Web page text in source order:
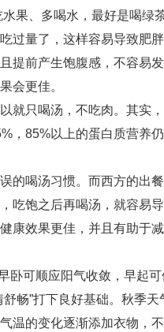
果、多喝水，最好是喝绿
过量了，这样容易导致肥
提前产生饱腹感，不容易
会更佳。
就只喝汤，不吃肉。其实
，85%以上的蛋白质营养
的喝汤习惯。而西方的出
吃饱之后再喝汤，就容易
康效果更佳，并且有助于减
卧可顺应阳气收敛，早起
畅”打下良好基础。秋季
温的变化逐渐添加衣物，